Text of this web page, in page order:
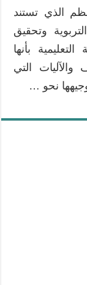
مغلقة
الذي تستند
وتحقيق
بأنها
والآليات التي
نحو …